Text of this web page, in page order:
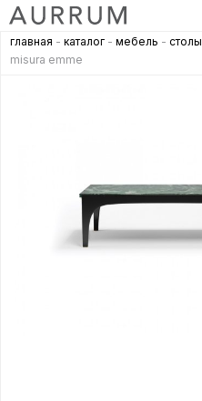
главная - каталог - мебель - столы
misura emme